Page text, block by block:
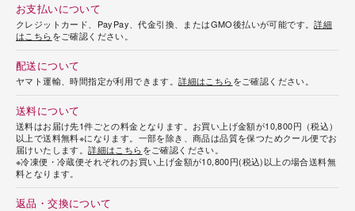
お支払いについて
クレジットカード、PayPay、代金引換、またはGMO後払いが可能です。詳細
はこちらをご確認ください。
配送について
ヤマト運輸、時間指定が利用できます。詳細はこちらをご確認ください。
送料について
送料はお届け先1件ごとの料金となります。お買い上げ金額が10,800円（税込）
以上で送料無料※になります。一部を除き、商品は品質を保つためクール便でお
届けいたします。詳細はこちらをご確認ください。
※冷凍便・冷蔵便それぞれのお買い上げ金額が10,800円(税込)以上の場合送料無
料となります。
返品・交換について